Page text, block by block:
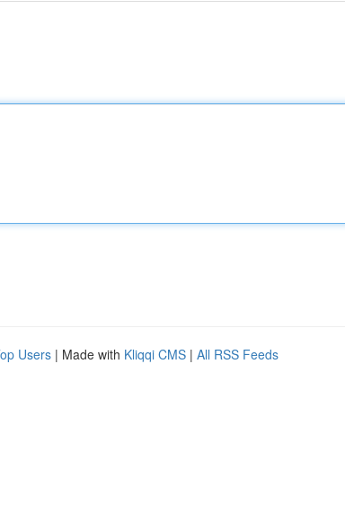
Users | Made with Kliqqi CMS | All RSS Feeds